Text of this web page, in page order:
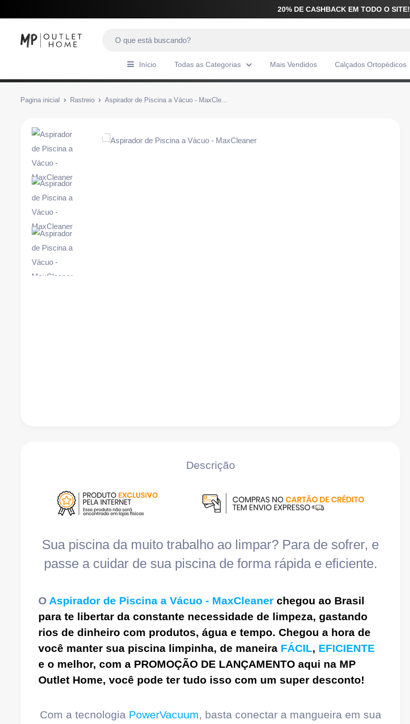
20% DE CASHBACK EM TODO O SITE!
Início Todas as Categorias Mais Vendidos Calçados Ortopédicos
Pagina inicial Rastreio Aspirador de Piscina a Vácuo - MaxCle...
Descrição
Sua piscina da muito trabalho ao limpar? Para de sofrer, e
passe a cuidar de sua piscina de forma rápida e eficiente.
O Aspirador de Piscina a Vácuo - MaxCleaner chegou ao Brasil
para te libertar da constante necessidade de limpeza, gastando
rios de dinheiro com produtos, água e tempo. Chegou a hora de
você manter sua piscina limpinha, de maneira FÁCIL, EFICIENTE
e o melhor, com a PROMOÇÃO DE LANÇAMENTO aqui na MP
Outlet Home, você pode ter tudo isso com um super desconto!
Com a tecnologia PowerVacuum, basta conectar a mangueira em sua